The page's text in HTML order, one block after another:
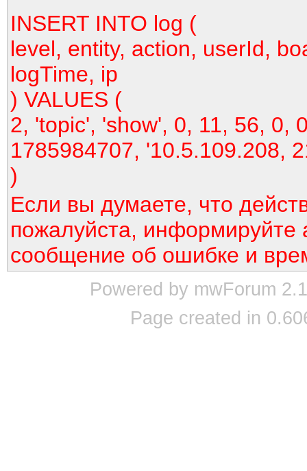
INSERT INTO log (
level, entity, action, userId,
logTime, ip
) VALUES (
2, 'topic', 'show', 0, 11, 56, 0,
1785984707, '10.5.109.208,
)
Если вы думаете, что
пожалуйста, информируйте
сообщение об ошибке и
Powered by mwForum
Page created in